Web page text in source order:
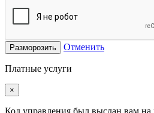
Разморозить Отменить
Платные услуги
×